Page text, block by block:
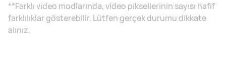
**Farklı video modlarında, video piksellerinin sayısı hafif
farklılıklar gösterebilir. Lütfen gerçek durumu dikkate
alınız.